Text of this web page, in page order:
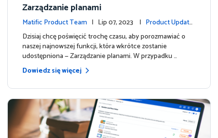
Zarządzanie planami
Matific Product Team | Lip 07, 2023 | Product Update
s
Dzisiaj chcę poświęcić trochę czasu, aby porozmawiać o
naszej najnowszej funkcji, która wkrótce zostanie
udostępniona — Zarządzanie planami. W przypadku …
Dowiedz się więcej